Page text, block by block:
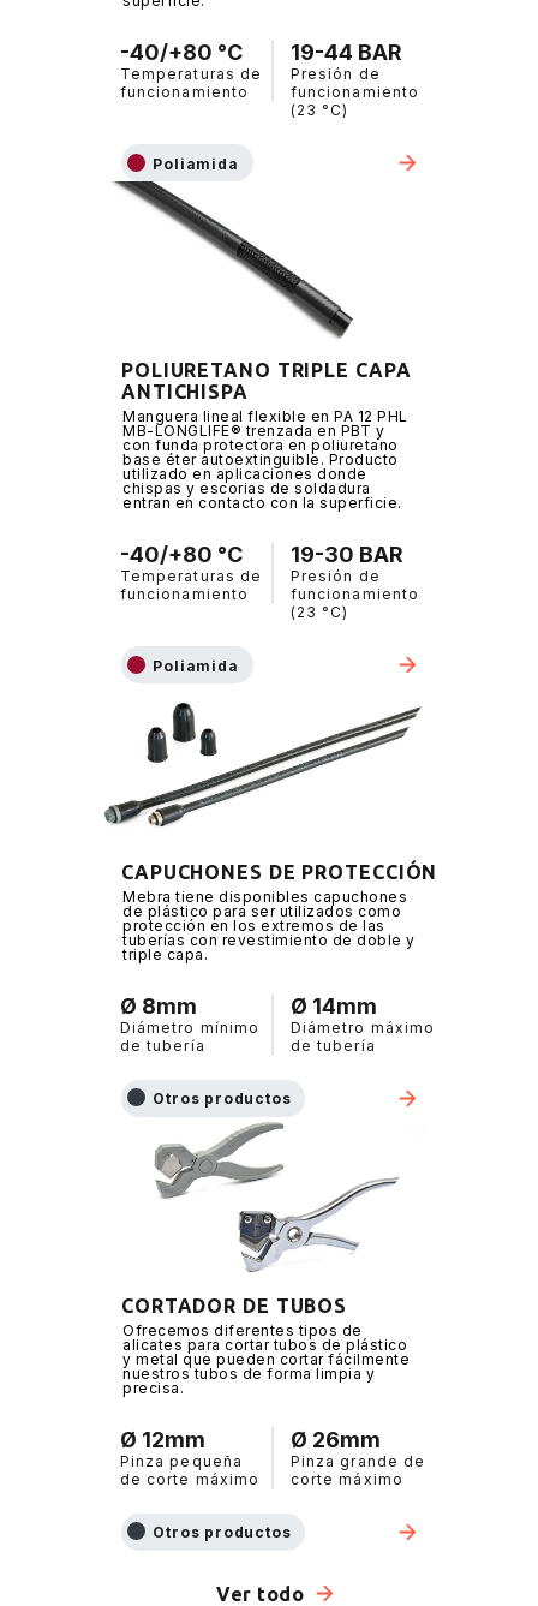
-40/+80 °C
Temperaturas de
funcionamiento
19-44 BAR
Presión de
funcionamiento
(23 °C)
Poliamida
POLIURETANO TRIPLE CAPA
ANTICHISPA
Manguera lineal flexible en PA 12 PHL
MB-LONGLIFE® trenzada en PBT y
con funda protectora en poliuretano
base éter autoextinguible. Producto
utilizado en aplicaciones donde
chispas y escorias de soldadura
entran en contacto con la superficie.
-40/+80 °C
Temperaturas de
funcionamiento
19-30 BAR
Presión de
funcionamiento
(23 °C)
Poliamida
CAPUCHONES DE PROTECCIÓN
Mebra tiene disponibles capuchones
de plástico para ser utilizados como
protección en los extremos de las
tuberías con revestimiento de doble y
triple capa.
Ø 8mm
Diámetro mínimo
de tubería
Ø 14mm
Diámetro máximo
de tubería
Otros productos
CORTADOR DE TUBOS
Ofrecemos diferentes tipos de
alicates para cortar tubos de plástico
y metal que pueden cortar fácilmente
nuestros tubos de forma limpia y
precisa.
Ø 12mm
Pinza pequeña
de corte máximo
Ø 26mm
Pinza grande de
corte máximo
Otros productos
Ver todo